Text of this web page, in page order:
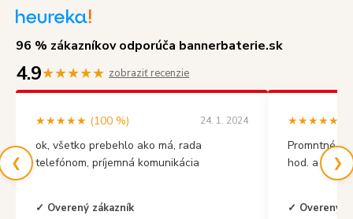
96 % zákazníkov odporúča bannerbaterie.sk
4.9★★★★★ zobraziť recenzie
❮
★★★★★ (100 %) 24. 1. 2024
ok, všetko prebehlo ako má, rada
telefónom, príjemná komunikácia
✓ Overený zákazník
★★★★★
Promntné
hod. a mal
✓ Overený
❯